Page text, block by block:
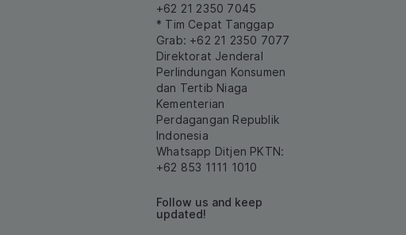
+62 21 2350 7045
* Tim Cepat Tanggap
Grab: +62 21 2350 7077
Direktorat Jenderal
Perlindungan Konsumen
dan Tertib Niaga
Kementerian
Perdagangan Republik
Indonesia
Whatsapp Ditjen PKTN:
+62 853 1111 1010
Follow us and keep
updated!